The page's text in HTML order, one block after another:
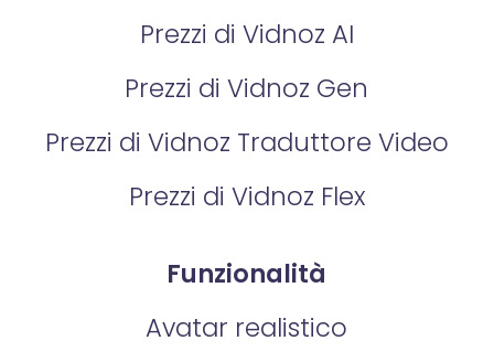
Prezzi di Vidnoz AI
Prezzi di Vidnoz Gen
Prezzi di Vidnoz Traduttore Video
Prezzi di Vidnoz Flex
Funzionalità
Avatar realistico